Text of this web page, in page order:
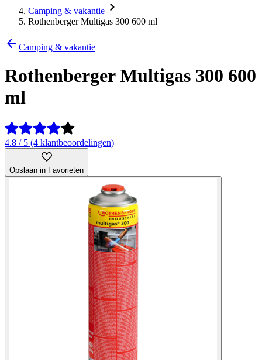
Camping & vakantie
Rothenberger Multigas 300 600 ml
Camping & vakantie
Rothenberger Multigas 300 600
ml
4.8 / 5 (4 klantbeoordelingen)
Opslaan in Favorieten